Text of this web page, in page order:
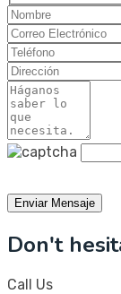
Don't
Call Us